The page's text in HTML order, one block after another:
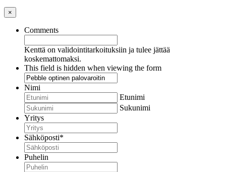
×
Comments
Kenttä on validointitarkoituksiin ja tulee jättää
koskemattomaksi.
This field is hidden when viewing the form
Nimi
Etunimi
Sukunimi
Yritys
Sähköposti*
Puhelin